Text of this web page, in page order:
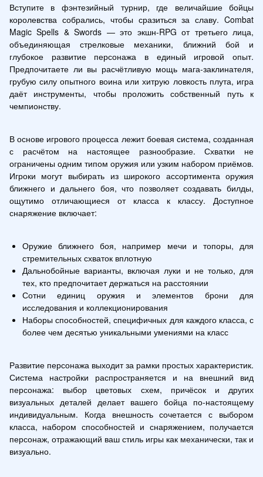
Вступите в фэнтезийный турнир, где величайшие бойцы
королевства собрались, чтобы сразиться за славу. Combat
Magic Spells & Swords — это экшн-RPG от третьего лица,
объединяющая стрелковые механики, ближний бой и
глубокое развитие персонажа в единый игровой опыт.
Предпочитаете ли вы расчётливую мощь мага-заклинателя,
грубую силу опытного воина или хитрую ловкость плута, игра
даёт инструменты, чтобы проложить собственный путь к
чемпионству.
В основе игрового процесса лежит боевая система, созданная
с расчётом на настоящее разнообразие. Схватки не
ограничены одним типом оружия или узким набором приёмов.
Игроки могут выбирать из широкого ассортимента оружия
ближнего и дальнего боя, что позволяет создавать билды,
ощутимо отличающиеся от класса к классу. Доступное
снаряжение включает:
Оружие ближнего боя, например мечи и топоры, для
стремительных схваток вплотную
Дальнобойные варианты, включая луки и не только, для
тех, кто предпочитает держаться на расстоянии
Сотни единиц оружия и элементов брони для
исследования и коллекционирования
Наборы способностей, специфичных для каждого класса, с
более чем десятью уникальными умениями на класс
Развитие персонажа выходит за рамки простых характеристик.
Система настройки распространяется и на внешний вид
персонажа: выбор цветовых схем, причёсок и других
визуальных деталей делает вашего бойца по-настоящему
индивидуальным. Когда внешность сочетается с выбором
класса, набором способностей и снаряжением, получается
персонаж, отражающий ваш стиль игры как механически, так и
визуально.